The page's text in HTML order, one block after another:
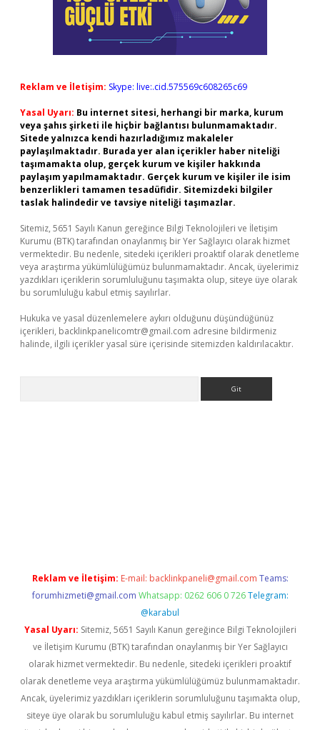
Reklam ve İletişim: Skype: live:.cid.575569c608265c69
Yasal Uyarı: Bu internet sitesi, herhangi bir marka, kurum
veya şahıs şirketi ile hiçbir bağlantısı bulunmamaktadır.
Sitede yalnızca kendi hazırladığımız makaleler
paylaşılmaktadır. Burada yer alan içerikler haber niteliği
taşımamakta olup, gerçek kurum ve kişiler hakkında
paylaşım yapılmamaktadır. Gerçek kurum ve kişiler ile isim
benzerlikleri tamamen tesadüfidir. Sitemizdeki bilgiler
taslak halindedir ve tavsiye niteliği taşımazlar.
Sitemiz, 5651 Sayılı Kanun gereğince Bilgi Teknolojileri ve İletişim
Kurumu (BTK) tarafından onaylanmış bir Yer Sağlayıcı olarak hizmet
vermektedir. Bu nedenle, sitedeki içerikleri proaktif olarak denetleme
veya araştırma yükümlülüğümüz bulunmamaktadır. Ancak, üyelerimiz
yazdıkları içeriklerin sorumluluğunu taşımakta olup, siteye üye olarak
bu sorumluluğu kabul etmiş sayılırlar.
Hukuka ve yasal düzenlemelere aykırı olduğunu düşündüğünüz
içerikleri, backlinkpanelicomtr@gmail.com adresine bildirmeniz
halinde, ilgili içerikler yasal süre içerisinde sitemizden kaldırılacaktır.
Reklam ve İletişim: E-mail: backlinkpaneli@gmail.com Teams:
forumhizmeti@gmail.com Whatsapp: 0262 606 0 726 Telegram:
@karabul
Yasal Uyarı: Sitemiz, 5651 Sayılı Kanun gereğince Bilgi Teknolojileri
ve İletişim Kurumu (BTK) tarafından onaylanmış bir Yer Sağlayıcı
olarak hizmet vermektedir. Bu nedenle, sitedeki içerikleri proaktif
olarak denetleme veya araştırma yükümlülüğümüz bulunmamaktadır.
Ancak, üyelerimiz yazdıkları içeriklerin sorumluluğunu taşımakta olup,
siteye üye olarak bu sorumluluğu kabul etmiş sayılırlar. Bu internet